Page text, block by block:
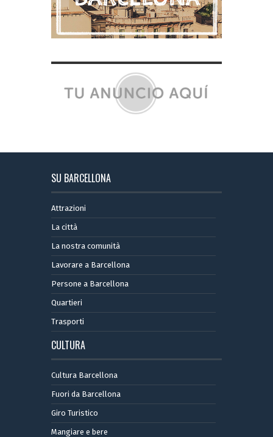
SU BARCELLONA
Attrazioni
La città
La nostra comunità
Lavorare a Barcellona
Persone a Barcellona
Quartieri
Trasporti
CULTURA
Cultura Barcellona
Fuori da Barcellona
Giro Turistico
Mangiare e bere